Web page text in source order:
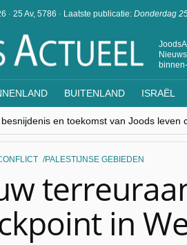
· 25 Av, 5786 · Laatste publicatie: Donderdag
BUITENLAND ISRAËL
en toekomst van Joods leven
toont hoe moeilijk seculiere
ROEMENIË – Boekarest: de verrassing
elke Jood in België op de
PALESTIJNSE GEBIEDEN
in